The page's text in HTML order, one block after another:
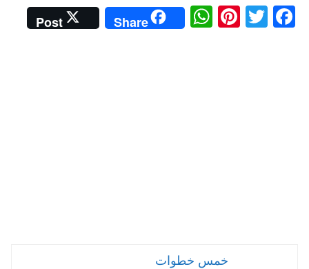
Fa
T
Pi
W
ha
Share
Post
خمس خطوات